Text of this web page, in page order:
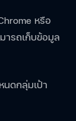
หรือ
ารถเก็บข้อมูล
นดกลุ่มเป้า